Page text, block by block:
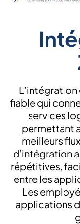
L’intégration
fiable qui
services
permettant
meilleurs
d’intégration
répétitives,
entre les
Les
applications